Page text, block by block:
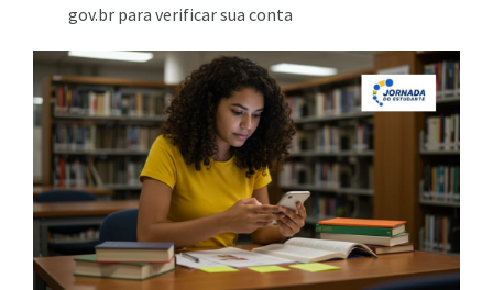
gov.br para verificar sua conta